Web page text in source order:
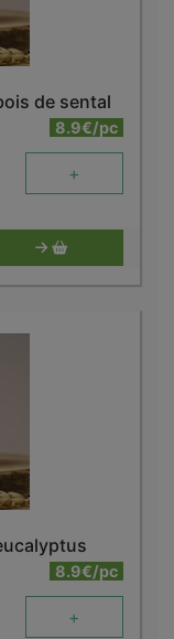
de sental
8.9€/pc
+
8.9€/pc
+